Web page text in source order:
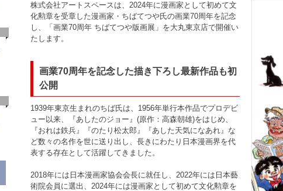
株式会社アートスペースは、2024年に漫画家として初めて文
化勲章を受章した漫画家・ちばてつや氏の画業70周年を記念
し、「画業70周年 ちばてつや版画展」を大丸東京店で開催い
たします。
画業70周年を記念した描き下ろし最新作品も初
公開
1939年東京生まれのちば氏は、1956年単行本作品でプロデビ
ュー以来、『あしたのジョー』(原作：高森朝雄)をはじめ、
『おれは鉄兵』『のたり松太郎』『あした天気になあれ』な
ど数々の名作を世に送り出し、長きにわたり日本漫画界を代
表する存在として活躍してきました。
2018年には日本漫画家協会会長に就任し、2022年には日本藝
術院会員に選出、2024年には漫画家として初めて文化勲章を